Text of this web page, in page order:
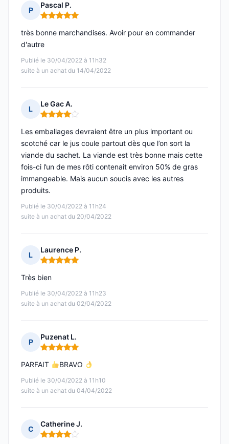
P
Pascal P.
Note : 5 sur 5
Publié le 30/04/2022 à 11h32
suite à un achat du 14/04/2022
très bonne marchandises. Avoir pour en commander
d'autre
L
Le Gac A.
Note : 4 sur 5
Publié le 30/04/2022 à 11h24
suite à un achat du 20/04/2022
Les emballages devraient être un plus important ou
scotché car le jus coule partout dès que l’on sort la
viande du sachet. La viande est très bonne mais cette
fois-ci l’un de mes rôti contenait environ 50% de gras
immangeable. Mais aucun soucis avec les autres
produits.
L
Laurence P.
Note : 5 sur 5
Publié le 30/04/2022 à 11h23
suite à un achat du 02/04/2022
Très bien
P
Puzenat L.
Note : 5 sur 5
Publié le 30/04/2022 à 11h10
suite à un achat du 04/04/2022
PARFAIT BRAVO
C
Catherine J.
Note : 4 sur 5